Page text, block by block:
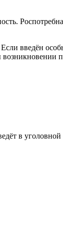
введён
в уголовной